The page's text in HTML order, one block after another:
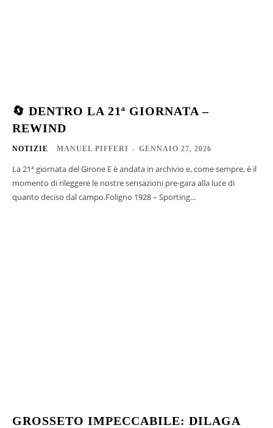
🔄 DENTRO LA 21ª GIORNATA –
REWIND
NOTIZIE MANUEL PIFFERI - GENNAIO 27, 2026
La 21ª giornata del Girone E è andata in archivio e, come sempre, è il
momento di rileggere le nostre sensazioni pre-gara alla luce di
quanto deciso dal campo.Foligno 1928 – Sporting...
GROSSETO IMPECCABILE: DILAGA